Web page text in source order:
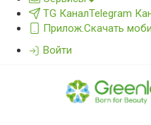
TG КаналTelegram
Прилож.Скачать
Войти